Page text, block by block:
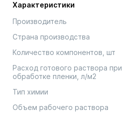
Характеристики
Производитель
Страна производства
Количество компонентов, шт
Расход готового раствора при
обработке пленки, л/м2
Тип химии
Объем рабочего раствора